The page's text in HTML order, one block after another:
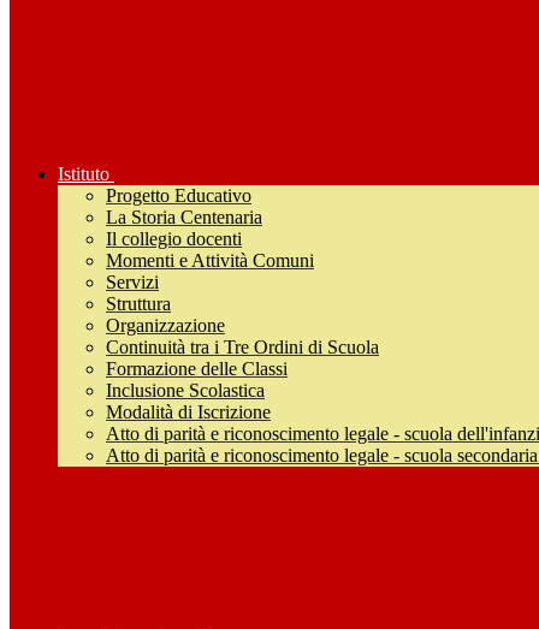
Istituto
Progetto Educativo
La Storia Centenaria
Il collegio docenti
Momenti e Attività Comuni
Servizi
Struttura
Organizzazione
Continuità tra i Tre Ordini di Scuola
Formazione delle Classi
Inclusione Scolastica
Modalità di Iscrizione
Atto di parità e riconoscimento legale - scuola
Atto di parità e riconoscimento legale - scuola